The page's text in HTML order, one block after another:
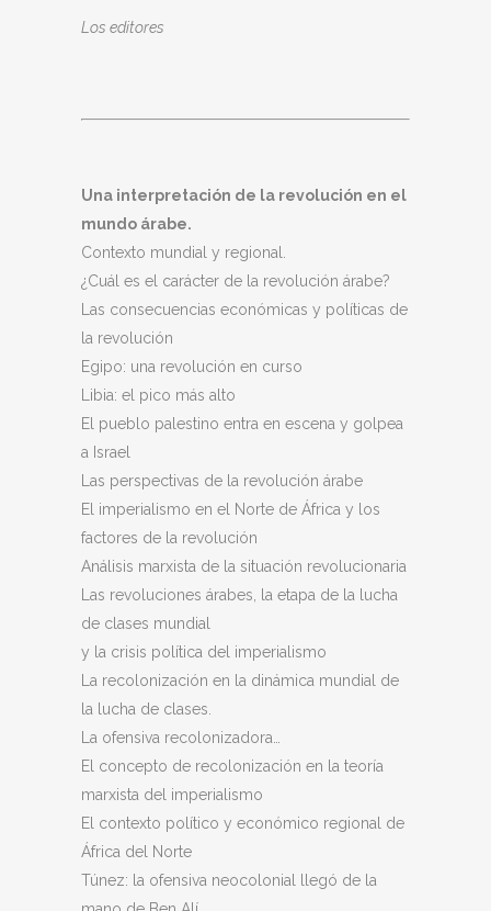
Los editores
Una interpretación de la revolución en el
mundo árabe.
Contexto mundial y regional.
¿Cuál es el carácter de la revolución árabe?
Las consecuencias económicas y políticas de
la revolución
Egipo: una revolución en curso
Libia: el pico más alto
El pueblo palestino entra en escena y golpea
a Israel
Las perspectivas de la revolución árabe
El imperialismo en el Norte de África y los
factores de la revolución
Análisis marxista de la situación revolucionaria
Las revoluciones árabes, la etapa de la lucha
de clases mundial
y la crisis política del imperialismo
La recolonización en la dinámica mundial de
la lucha de clases.
La ofensiva recolonizadora…
El concepto de recolonización en la teoría
marxista del imperialismo
El contexto político y económico regional de
África del Norte
Túnez: la ofensiva neocolonial llegó de la